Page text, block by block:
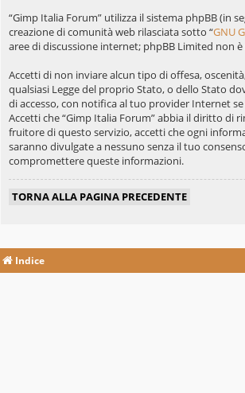
“Gimp Italia Forum” utilizza il sistema phpBB (in
creazione di comunità web rilasciata sotto “GNU
aree di discussione internet; phpBB Limited non
Accetti di non inviare alcun tipo di offesa,
qualsiasi Legge del proprio Stato, o dello Stato
di accesso, con notifica al tuo provider Internet
Accetti che “Gimp Italia Forum” abbia il diritto di
fruitore di questo servizio, accetti che ogni
saranno divulgate a nessuno senza il tuo
compromettere queste informazioni.
TORNA ALLA PAGINA PRECEDENTE
Indice